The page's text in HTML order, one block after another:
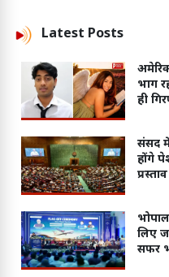
Latest Posts
भाग
ही
संसद
होंगे
लिए
सफर